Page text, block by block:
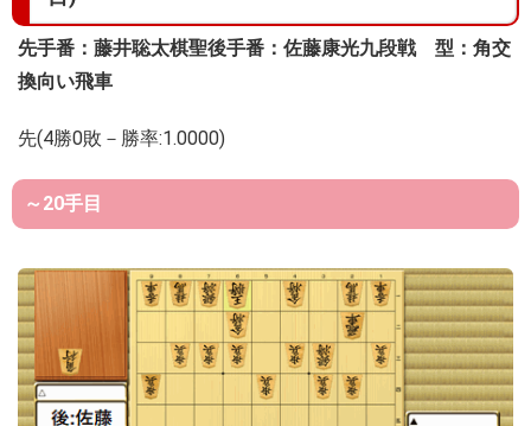
先手番：藤井聡太棋聖後手番：佐藤康光九段戦 型：角交
換向い飛車
先(4勝0敗－勝率:1.0000)
～20手目